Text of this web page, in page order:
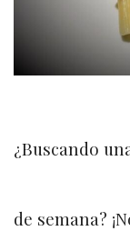
¿Buscando
de semana?